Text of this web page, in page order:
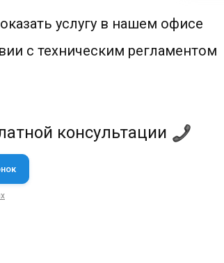
услугу в нашем офисе
с техническим регламентом
консультации